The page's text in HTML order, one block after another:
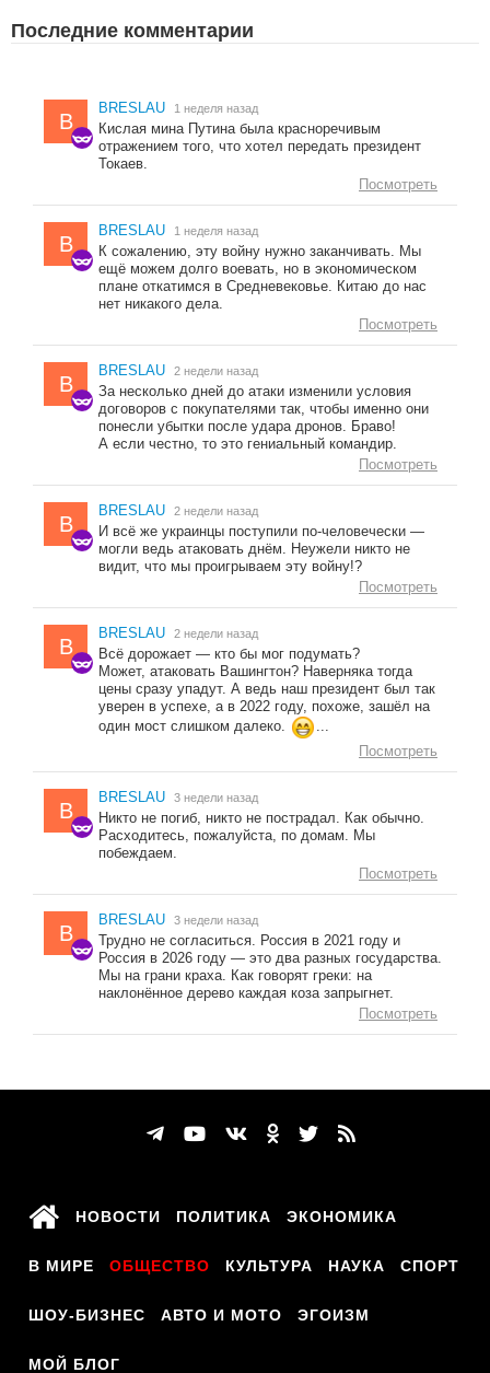
Последние комментарии
B
BRESLAU 1 неделя назад
Кислая мина Путина была красноречивым
отражением того, что хотел передать президент
Токаев.
Посмотреть
B
BRESLAU 1 неделя назад
К сожалению, эту войну нужно заканчивать. Мы
ещё можем долго воевать, но в экономическом
плане откатимся в Средневековье. Китаю до нас
нет никакого дела.
Посмотреть
B
BRESLAU 2 недели назад
За несколько дней до атаки изменили условия
договоров с покупателями так, чтобы именно они
понесли убытки после удара дронов. Браво!
А если честно, то это гениальный командир.
Посмотреть
B
BRESLAU 2 недели назад
И всё же украинцы поступили по-человечески —
могли ведь атаковать днём. Неужели никто не
видит, что мы проигрываем эту войну!?
Посмотреть
B
BRESLAU 2 недели назад
Всё дорожает — кто бы мог подумать?
Может, атаковать Вашингтон? Наверняка тогда
цены сразу упадут. А ведь наш президент был так
уверен в успехе, а в 2022 году, похоже, зашёл на
один мост слишком далеко.
...
Посмотреть
B
BRESLAU 3 недели назад
Никто не погиб, никто не пострадал. Как обычно.
Расходитесь, пожалуйста, по домам. Мы
побеждаем.
Посмотреть
B
BRESLAU 3 недели назад
Трудно не согласиться. Россия в 2021 году и
Россия в 2026 году — это два разных государства.
Мы на грани краха. Как говорят греки: на
наклонённое дерево каждая коза запрыгнет.
Посмотреть
НОВОСТИ ПОЛИТИКА ЭКОНОМИКА
В МИРЕ ОБЩЕСТВО КУЛЬТУРА НАУКА СПОРТ
ШОУ-БИЗНЕС АВТО И МОТО ЭГОИЗМ
МОЙ БЛОГ